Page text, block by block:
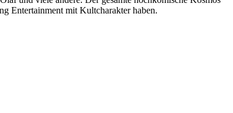
Entertainment mit Kultcharakter haben.